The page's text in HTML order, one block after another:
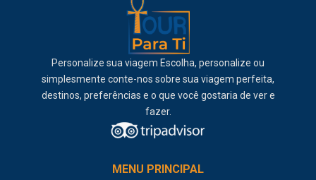
Personalize sua viagem Escolha, personalize ou
simplesmente conte-nos sobre sua viagem perfeita,
destinos, preferências e o que você gostaria de ver e
fazer.
MENU PRINCIPAL